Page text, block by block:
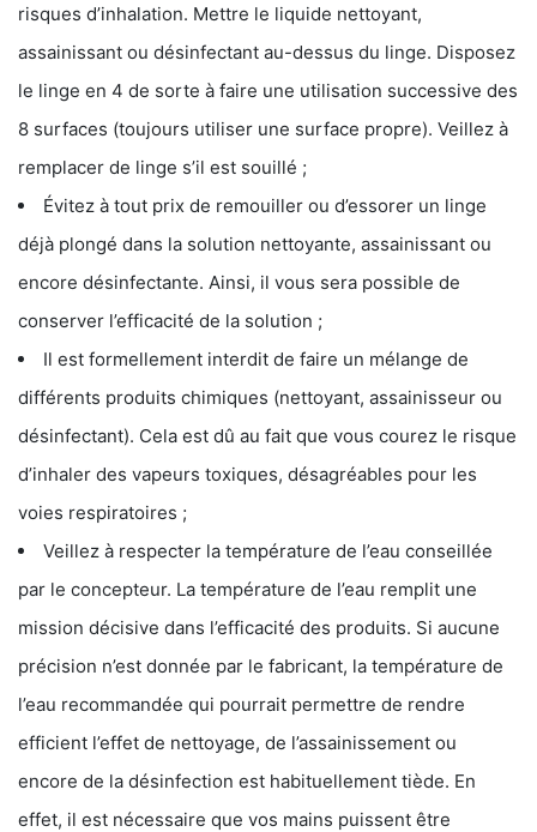
risques d’inhalation. Mettre le liquide nettoyant,
assainissant ou désinfectant au-dessus du linge. Disposez
le linge en 4 de sorte à faire une utilisation successive des
8 surfaces (toujours utiliser une surface propre). Veillez à
remplacer de linge s’il est souillé ;
Évitez à tout prix de remouiller ou d’essorer un linge
déjà plongé dans la solution nettoyante, assainissant ou
encore désinfectante. Ainsi, il vous sera possible de
conserver l’efficacité de la solution ;
Il est formellement interdit de faire un mélange de
différents produits chimiques (nettoyant, assainisseur ou
désinfectant). Cela est dû au fait que vous courez le risque
d’inhaler des vapeurs toxiques, désagréables pour les
voies respiratoires ;
Veillez à respecter la température de l’eau conseillée
par le concepteur. La température de l’eau remplit une
mission décisive dans l’efficacité des produits. Si aucune
précision n’est donnée par le fabricant, la température de
l’eau recommandée qui pourrait permettre de rendre
efficient l’effet de nettoyage, de l’assainissement ou
encore de la désinfection est habituellement tiède. En
effet, il est nécessaire que vos mains puissent être